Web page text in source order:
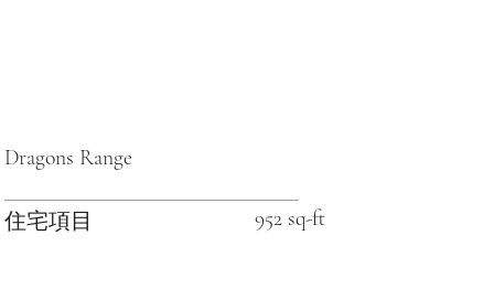
Dragons Range
住宅項目 952 sq-ft